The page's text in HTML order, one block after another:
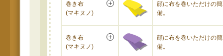
巻き布
(マキヌノ)
顔に布を巻いただけの
備。
巻き布
(マキヌノ)
顔に布を巻いただけの
備。